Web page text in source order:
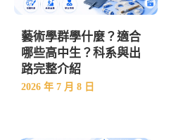
藝術學群學什麼？適合
哪些高中生？科系與出
路完整介紹
2026 年 7 月 8 日